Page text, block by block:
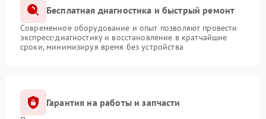
Бесплатная диагностика и быстрый ремонт
Современное оборудование и опыт позволяют провести
экспресс-диагностику и восстановление в кратчайшие
сроки, минимизируя время без устройства
Гарантия на работы и запчасти